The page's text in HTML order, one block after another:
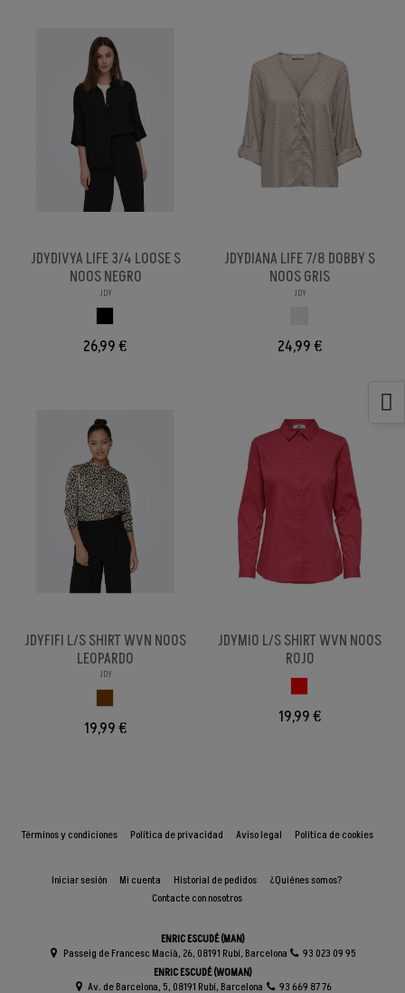
JDYDIVYA LIFE 3/4 LOOSE S
NOOS NEGRO
JDY
26,99 €
JDYDIANA LIFE 7/8 DOBBY S
NOOS GRIS
JDY
24,99 €
JDYFIFI L/S SHIRT WVN NOOS
LEOPARDO
JDY
19,99 €
JDYMIO L/S SHIRT WVN NOOS
ROJO
19,99 €
Términos y condiciones Política de privacidad Aviso legal Política de cookies
Iniciar sesión Mi cuenta Historial de pedidos
¿Quiénes somos?
Contacte con nosotros
ENRIC ESCUDÉ (MAN)
Passeig de Francesc Macià, 26, 08191 Rubí, Barcelona
93 023 09 95
ENRIC ESCUDÉ (WOMAN)
Av. de Barcelona, 5, 08191 Rubí, Barcelona
93 669 87 76